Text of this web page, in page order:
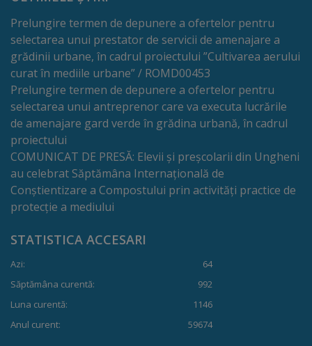
preuniversitare
Cultură
Instituții
de
cultură
Evenimente
culturale
Sport
Structuri
și
baze
Prelungire termen de depunere a ofertelor pentru
selectarea unui prestator de servicii de amenajare a
grădinii urbane, în cadrul proiectului ”Cultivarea aerului
curat în mediile urbane” / ROMD00453
Prelungire termen de depunere a ofertelor pentru
selectarea unui antreprenor care va executa lucrările
de amenajare gard verde în grădina urbană, în cadrul
proiectului
COMUNICAT DE PRESĂ: Elevii și preșcolarii din Ungheni
au celebrat Săptămâna Internațională de
Conștientizare a Compostului prin activități practice de
protecție a mediului
STATISTICA ACCESARI
Azi:
64
Săptămâna curentă:
992
Luna curentă:
1146
Anul curent:
59674